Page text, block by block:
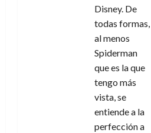
Disney. De
todas formas,
al menos
Spiderman
que es la que
tengo más
vista, se
entiende a la
perfección a